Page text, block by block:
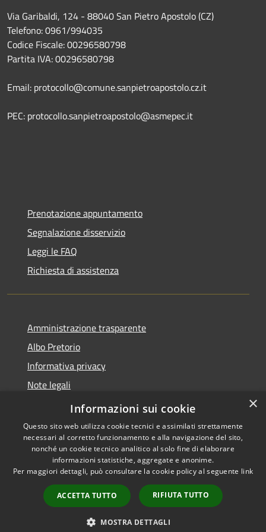
Via Garibaldi, 124 - 88040 San Pietro Apostolo (CZ)
Telefono: 0961/994035
Codice Fiscale: 00296580798
Partita IVA: 00296580798
Email: protocollo@comune.sanpietroapostolo.cz.it
PEC: protocollo.sanpietroapostolo@asmepec.it
Prenotazione appuntamento
Segnalazione disservizio
Leggi le FAQ
Richiesta di assistenza
Amministrazione trasparente
Albo Pretorio
Informativa privacy
Note legali
Dichiarazione di accessibilità
Accessibilità
Copyright © 2026 • Comune di
San Pietro Apostolo • Powered
byMunicipium
Accesso
redazione
×
Informazioni sui cookie
Questo sito web utilizza cookie tecnici e assimilati strettamente
necessari al corretto funzionamento e alla navigazione del sito,
nonché un cookie tecnico analitico al solo fine di elaborare
informazioni statistiche, aggregate e anonime.
Per maggiori dettagli, può consultare la cookie policy al seguente link
ACCETTA TUTTO RIFIUTA TUTTO
MOSTRA DETTAGLI